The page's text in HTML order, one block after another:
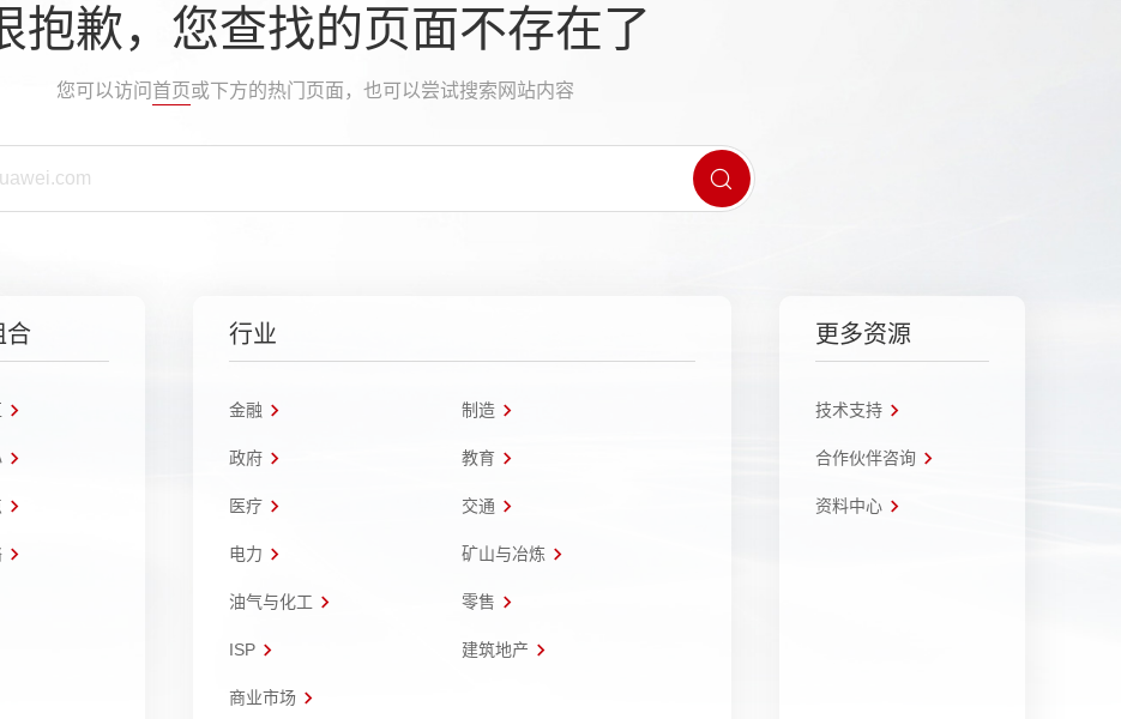
抱歉，您查找的页面不存在了
您可以访问 首页或下方的热门页面，也可以尝试搜索网站内容
合 行业
金融 制造
政府 教育
医疗 交通
电力 矿山与冶炼
油气与化工 零售
ISP 建筑地产
商业市场
更多资源
技术支持
合作伙伴咨询
资料中心